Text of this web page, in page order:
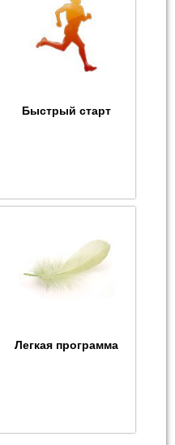
Быстрый старт
Легкая программа